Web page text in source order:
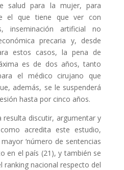
salud para la mujer, para
el que tiene que ver con
inseminación artificial no
precaria y, desde
estos casos, la pena de
es de dos años, tanto
el médico cirujano que
además, se le suspenderá
hasta por cinco años.
discutir, argumentar y
acredita este estudio,
‘número de sentencias
en el país (21), y también se
ranking nacional respecto del